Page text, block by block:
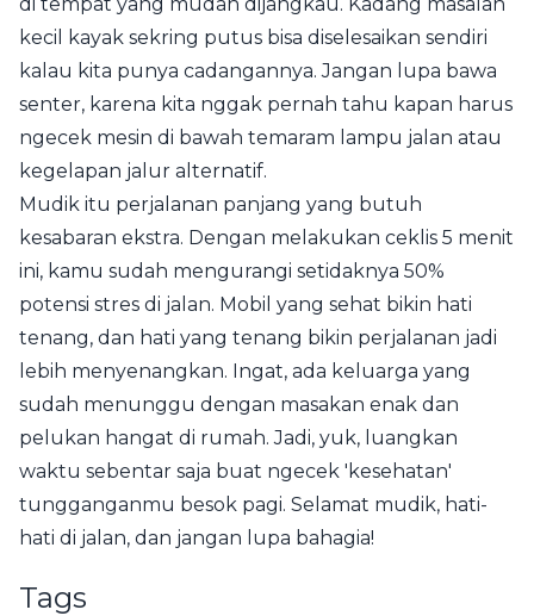
kecil kayak sekring putus bisa diselesaikan sendiri
kalau kita punya cadangannya. Jangan lupa bawa
senter, karena kita nggak pernah tahu kapan harus
ngecek mesin di bawah temaram lampu jalan atau
kegelapan jalur alternatif.
Mudik itu perjalanan panjang yang butuh
kesabaran ekstra. Dengan melakukan ceklis 5 menit
ini, kamu sudah mengurangi setidaknya 50%
potensi stres di jalan. Mobil yang sehat bikin hati
tenang, dan hati yang tenang bikin perjalanan jadi
lebih menyenangkan. Ingat, ada keluarga yang
sudah menunggu dengan masakan enak dan
pelukan hangat di rumah. Jadi, yuk, luangkan
waktu sebentar saja buat ngecek 'kesehatan'
tungganganmu besok pagi. Selamat mudik, hati-
hati di jalan, dan jangan lupa bahagia!
Tags